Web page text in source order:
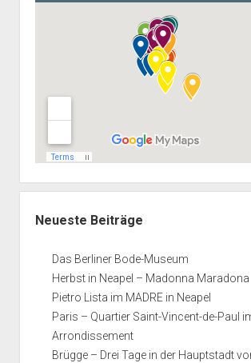
Neueste Beiträge
Das Berliner Bode-Museum
Herbst in Neapel – Madonna Maradona
Pietro Lista im MADRE in Neapel
Paris – Quartier Saint-Vincent-de-Paul
Arrondissement
Brügge – Drei Tage in der Hauptstadt